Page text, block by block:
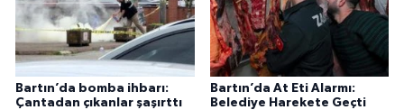
Bartın’da bomba ihbarı:
Çantadan çıkanlar şaşırttı
Bartın’da At Eti Alarmı:
Belediye Harekete Geçti